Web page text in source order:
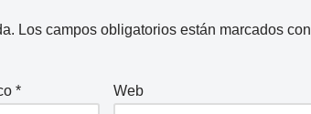
Los campos obligatorios están marcados con
* Web